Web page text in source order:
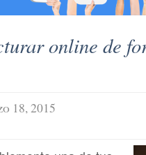
online de
18, 2015